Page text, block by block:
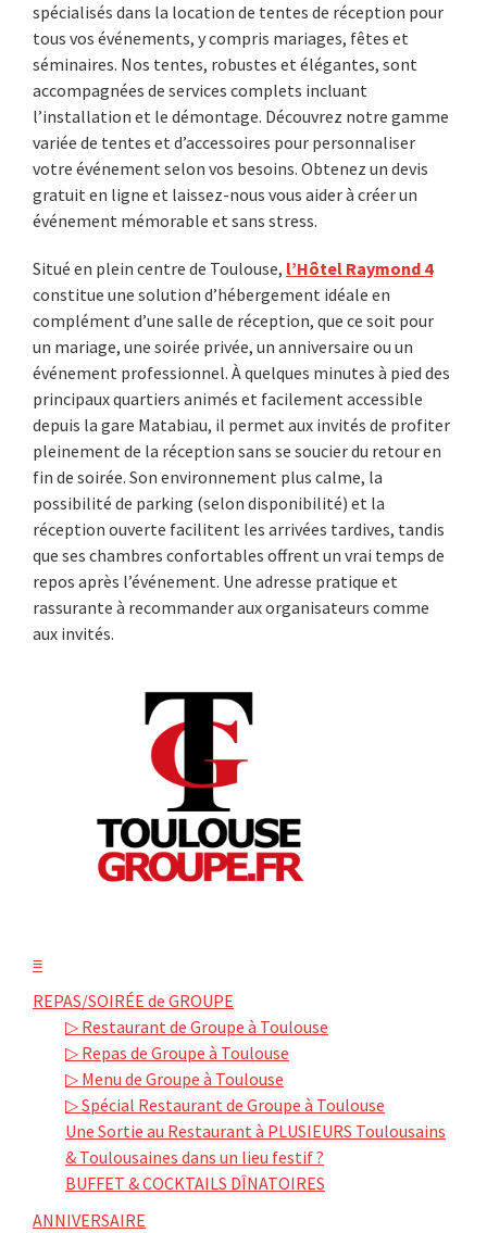
spécialisés dans la location de tentes de réception pour
tous vos événements, y compris mariages, fêtes et
séminaires. Nos tentes, robustes et élégantes, sont
accompagnées de services complets incluant
l’installation et le démontage. Découvrez notre gamme
variée de tentes et d’accessoires pour personnaliser
votre événement selon vos besoins. Obtenez un devis
gratuit en ligne et laissez-nous vous aider à créer un
événement mémorable et sans stress.
Situé en plein centre de Toulouse, l’Hôtel Raymond 4
constitue une solution d’hébergement idéale en
complément d’une salle de réception, que ce soit pour
un mariage, une soirée privée, un anniversaire ou un
événement professionnel. À quelques minutes à pied des
principaux quartiers animés et facilement accessible
depuis la gare Matabiau, il permet aux invités de profiter
pleinement de la réception sans se soucier du retour en
fin de soirée. Son environnement plus calme, la
possibilité de parking (selon disponibilité) et la
réception ouverte facilitent les arrivées tardives, tandis
que ses chambres confortables offrent un vrai temps de
repos après l’événement. Une adresse pratique et
rassurante à recommander aux organisateurs comme
aux invités.
≡
REPAS/SOIRÉE de GROUPE
▷ Restaurant de Groupe à Toulouse
▷ Repas de Groupe à Toulouse
▷ Menu de Groupe à Toulouse
▷ Spécial Restaurant de Groupe à Toulouse
Une Sortie au Restaurant à PLUSIEURS Toulousains
& Toulousaines dans un lieu festif ?
BUFFET & COCKTAILS DÎNATOIRES
ANNIVERSAIRE